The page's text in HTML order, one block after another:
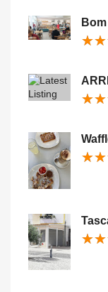
★★
★★
★★
★★
★★
★★
★★
★★